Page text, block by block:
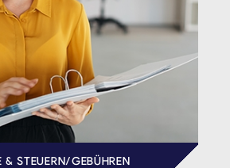
& STEUERN/GEBÜHREN